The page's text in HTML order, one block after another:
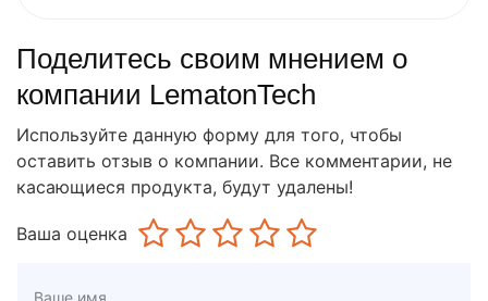
Поделитесь своим мнением о
компании LematonTech
Используйте данную форму для того, чтобы
оставить отзыв о компании. Все комментарии, не
касающиеся продукта, будут удалены!
Ваша оценка